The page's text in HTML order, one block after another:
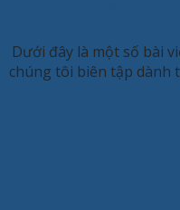
Dưới đây là một số bài
chúng tôi biên tập dành